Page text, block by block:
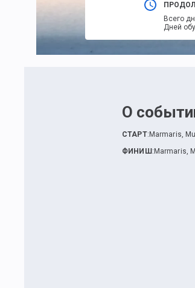
Всего
Дней
О
СТАРТ: Marmaris,
ФИНИШ : Marmaris,